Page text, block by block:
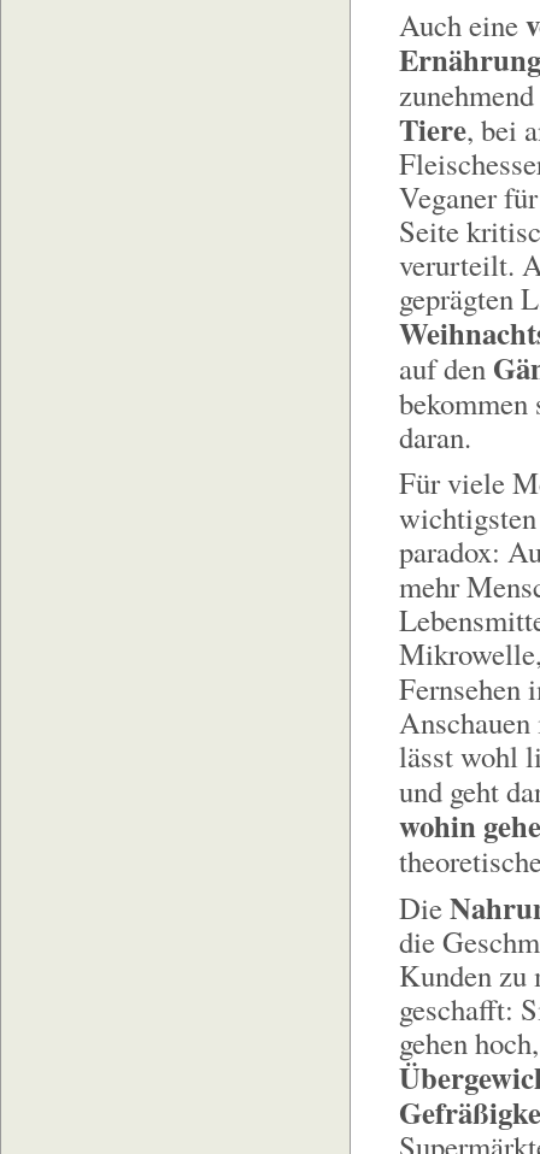
Auch eine
Tiere, bei
Veganer
Seite
verurteilt.
geprägten
auf den
daran.
Für viele
paradox:
mehr
Fernsehen
lässt wohl
und geht
wohin
Die
die
Kunden zu
geschafft:
gehen